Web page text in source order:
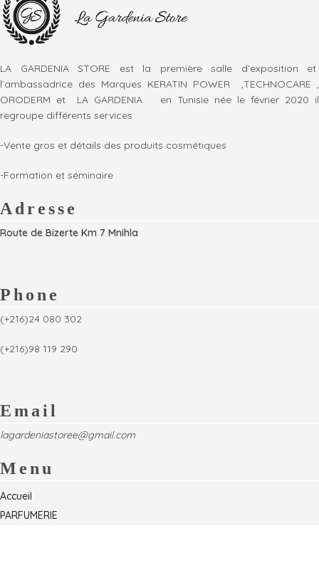
LA GARDENIA STORE est la première salle d’exposition et
l’ambassadrice des Marques KERATIN POWER ,TECHNOCARE ,
ORODERM et LA GARDENIA en Tunisie née le février 2020 il
regroupe différents services
-Vente gros et détails des produits cosmétiques
-Formation et séminaire
Adresse
Route de Bizerte Km 7 Mnihla
Phone
(+216)24 080 302
(+216)98 119 290
Email
lagardeniastoree@gmail.com
Menu
Accueil
PARFUMERIE